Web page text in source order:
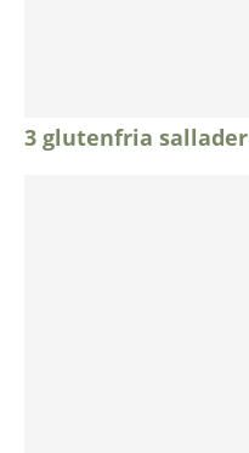
3 glutenfria sallader